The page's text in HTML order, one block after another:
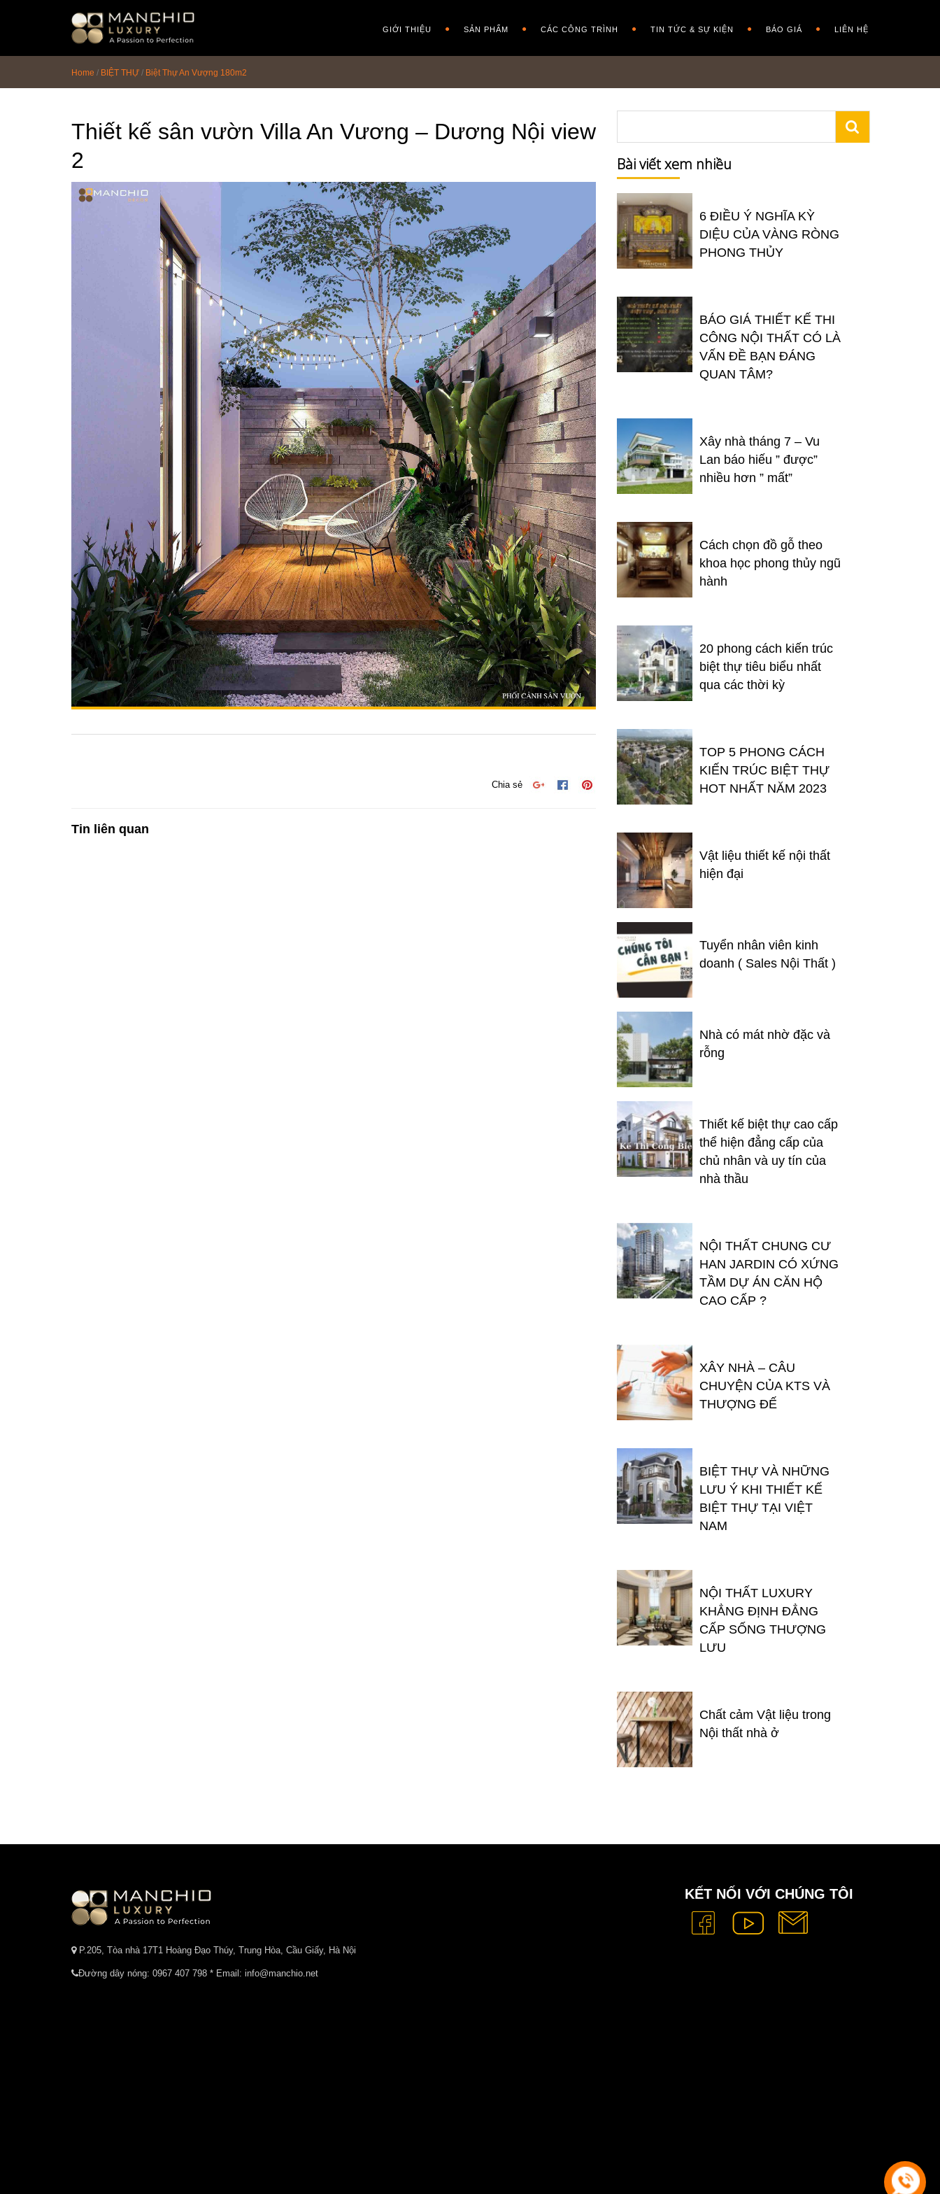
GIỚI THIỆU SẢN PHẨM CÁC CÔNG TRÌNH TIN TỨC & SỰ KIỆN BÁO GIÁ LIÊN HỆ
Home / BIỆT THỰ / Biệt Thự An Vượng 180m2
Thiết kế sân vườn Villa An Vương – Dương Nội view
2
Chia sẻ
Tin liên quan
Bài viết xem nhiều
6 ĐIỀU Ý NGHĨA KỲ
DIỆU CỦA VÀNG RÒNG
PHONG THỦY
BÁO GIÁ THIẾT KẾ THI
CÔNG NỘI THẤT CÓ LÀ
VẤN ĐỀ BẠN ĐÁNG
QUAN TÂM?
Xây nhà tháng 7 – Vu
Lan báo hiếu ” được”
nhiều hơn ” mất”
Cách chọn đồ gỗ theo
khoa học phong thủy ngũ
hành
20 phong cách kiến trúc
biệt thự tiêu biểu nhất
qua các thời kỳ
TOP 5 PHONG CÁCH
KIẾN TRÚC BIỆT THỰ
HOT NHẤT NĂM 2023
Vật liệu thiết kế nội thất
hiện đại
Tuyển nhân viên kinh
doanh ( Sales Nội Thất )
Nhà có mát nhờ đặc và
rỗng
Thiết kế biệt thự cao cấp
thể hiện đẳng cấp của
chủ nhân và uy tín của
nhà thầu
NỘI THẤT CHUNG CƯ
HAN JARDIN CÓ XỨNG
TẦM DỰ ÁN CĂN HỘ
CAO CẤP ?
XÂY NHÀ – CÂU
CHUYỆN CỦA KTS VÀ
THƯỢNG ĐẾ
BIỆT THỰ VÀ NHỮNG
LƯU Ý KHI THIẾT KẾ
BIỆT THỰ TẠI VIỆT
NAM
NỘI THẤT LUXURY
KHẲNG ĐỊNH ĐẲNG
CẤP SỐNG THƯỢNG
LƯU
Chất cảm Vật liệu trong
Nội thất nhà ở
P.205, Tòa nhà 17T1 Hoàng Đạo Thúy, Trung Hòa, Cầu Giấy, Hà Nội
Đường dây nóng: 0967 407 798 * Email: info@manchio.net
KẾT NỐI VỚI CHÚNG TÔI